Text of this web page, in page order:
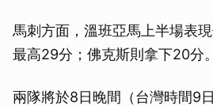
馬刺方面，溫班亞馬上半場表
最高29分；佛克斯則拿下20分。
兩隊將於8日晚間（台灣時間9